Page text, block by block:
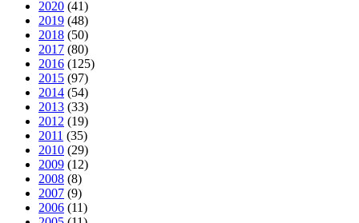
2020 (41)
2019 (48)
2018 (50)
2017 (80)
2016 (125)
2015 (97)
2014 (54)
2013 (33)
2012 (19)
2011 (35)
2010 (29)
2009 (12)
2008 (8)
2007 (9)
2006 (11)